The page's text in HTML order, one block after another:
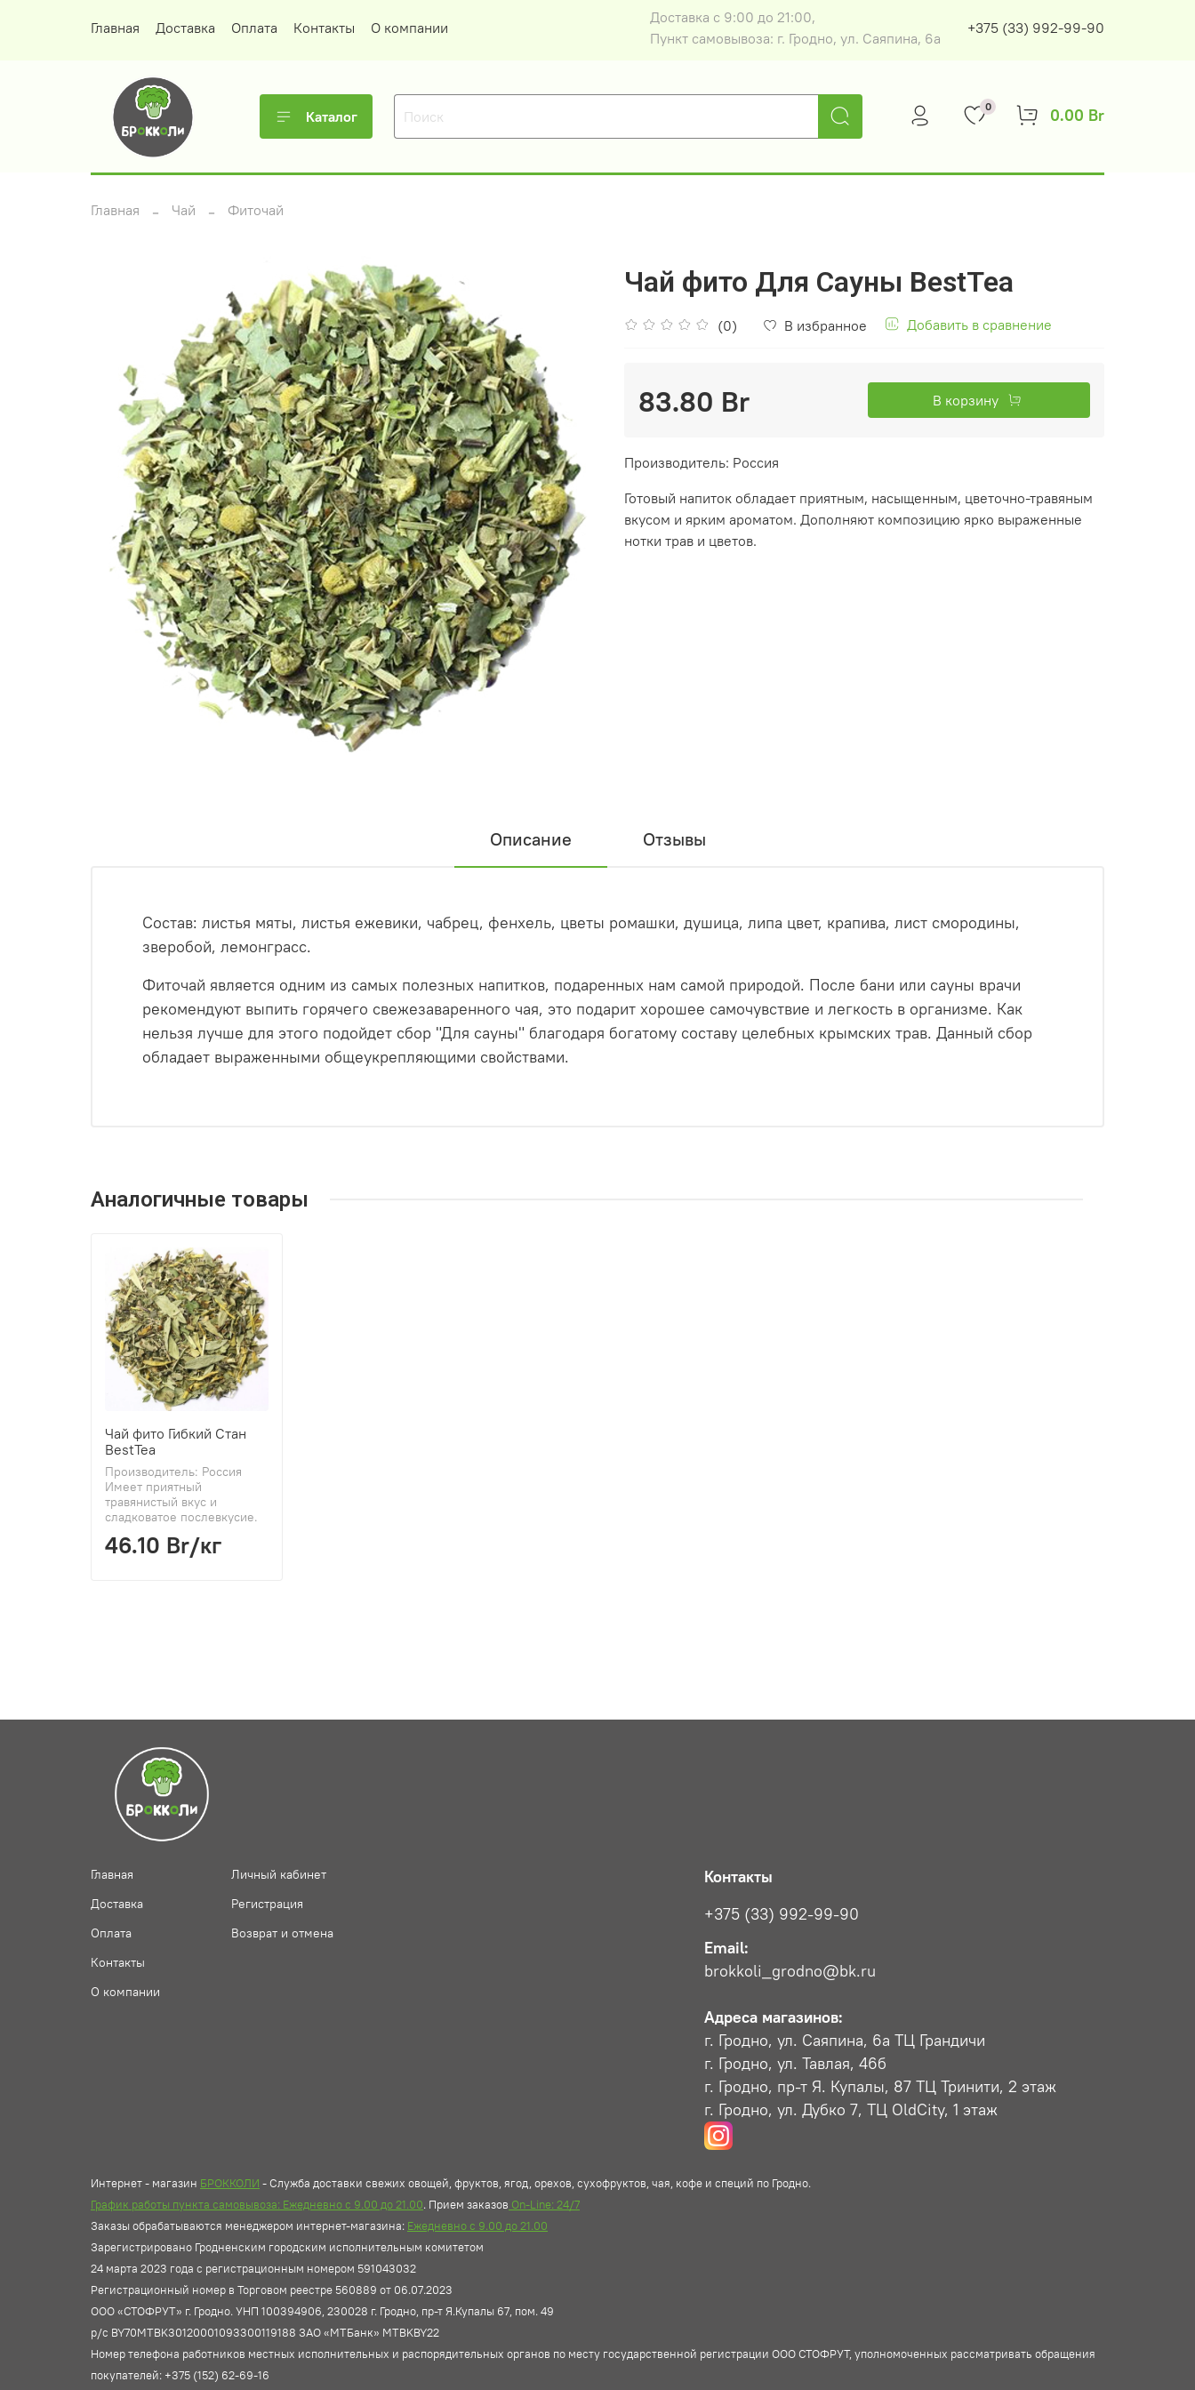
Главная Доставка Оплата Контакты О компании
Доставка с 9:00 до 21:00,
Пункт самовывоза: г. Гродно, ул. Саяпина, 6а
+375 (33) 992-99-90
Каталог
0 0.00 Br
Главная Чай Фиточай
Чай фито Для Сауны BestTea
(0) В избранное Добавить в сравнение
83.80 Br В корзину
Производитель: Россия
Готовый напиток обладает приятным, насыщенным, цветочно-травяным
вкусом и ярким ароматом. Дополняют композицию ярко выраженные
нотки трав и цветов.
Описание Отзывы
Состав: листья мяты, листья ежевики, чабрец, фенхель, цветы ромашки, душица, липа цвет, крапива, лист смородины,
зверобой, лемонграсс.
Фиточай является одним из самых полезных напитков, подаренных нам самой природой. После бани или сауны врачи
рекомендуют выпить горячего свежезаваренного чая, это подарит хорошее самочувствие и легкость в организме. Как
нельзя лучше для этого подойдет сбор "Для сауны" благодаря богатому составу целебных крымских трав. Данный сбор
обладает выраженными общеукрепляющими свойствами.
Аналогичные товары
Чай фито Гибкий Стан
BestTea
Производитель: Россия
Имеет приятный
травянистый вкус и
сладковатое послевкусие.
46.10 Br/кг
Главная
Доставка
Оплата
Контакты
О компании
Личный кабинет
Регистрация
Возврат и отмена
Контакты
+375 (33) 992-99-90
Email:
brokkoli_grodno@bk.ru
Адреса магазинов:
г. Гродно, ул. Саяпина, 6a ТЦ Грандичи
г. Гродно, ул. Тавлая, 46б
г. Гродно, пр-т Я. Купалы, 87 ТЦ Тринити, 2 этаж
г. Гродно, ул. Дубко 7, ТЦ OldCity, 1 этаж
Интернет - магазин БРОККОЛИ - Служба доставки свежих овощей, фруктов, ягод, орехов, сухофруктов, чая, кофе и специй по Гродно.
График работы пункта самовывоза: Ежедневно с 9.00 до 21.00. Прием заказов On-Line: 24/7
Заказы обрабатываются менеджером интернет-магазина: Ежедневно с 9.00 до 21.00
Зарегистрировано Гродненским городским исполнительным комитетом
24 марта 2023 года с регистрационным номером 591043032
Регистрационный номер в Торговом реестре 560889 от 06.07.2023
ООО «СТОФРУТ» г. Гродно. УНП 100394906, 230028 г. Гродно, пр-т Я.Купалы 67, пом. 49
р/с BY70MTBK30120001093300119188 ЗАО «МТБанк» MTBKBY22
Номер телефона работников местных исполнительных и распорядительных органов по месту государственной регистрации ООО СТОФРУТ, уполномоченных рассматривать обращения
покупателей: +375 (152) 62-69-16